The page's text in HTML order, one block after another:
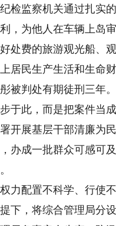
检监察机关通过扎实
为他人在车辆上岛审
处费的旅游观光船、
居民生产生活和生命
被判处有期徒刑三年。
此，而是把案件当
开展基层干部清廉为
办成一批群众可感可
配置不科学、行使
下，将综合管理局分